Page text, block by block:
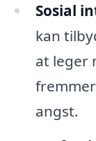
Sosial
kan
at leger
angst.